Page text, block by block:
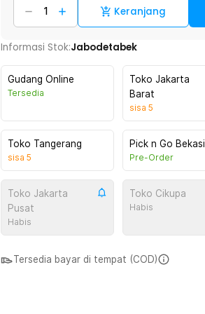
Keranjang
Informasi Stok:Jabodetabek
Gudang Online
Tersedia
Toko Jakarta
Barat
sisa 5
Toko Tangerang
sisa 5
Pick n Go Bekasi
Pre-Order
Toko Jakarta
Pusat
Habis
Toko Cikupa
Habis
Tersedia bayar di tempat (COD)